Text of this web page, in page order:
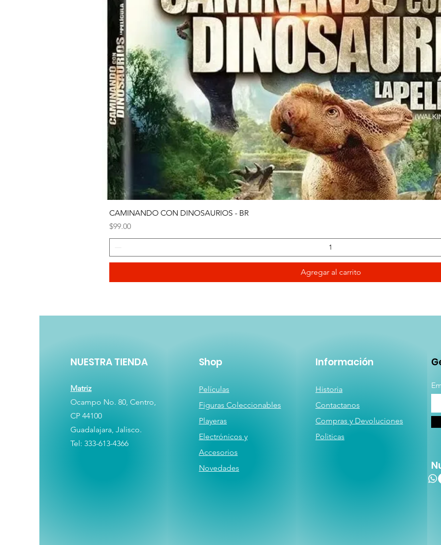
CAMINANDO CON DINOSAURIOS - BR
Precio
$99.00
Agregar al carrito
NUESTRA TIENDA
Matriz
Ocampo No. 80, Centro,
CP 44100
Guadalajara, Jalisco.
Tel: 333-613-4366
Shop
Películas
Figuras Coleccionables
Playeras
Electrónicos y
Accesorios
Novedades
Información
Historia
Contactanos
Compras y Devoluciones
Politicas
N